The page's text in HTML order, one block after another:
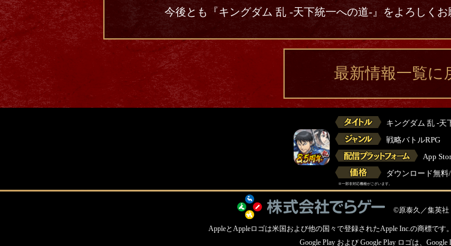
今後とも『キングダム 乱 -天下統一への道-』をよろしくお
最新情報一覧に
キングダム 乱 -天
戦略バトルRPG
App
ダウンロード無
※一部非対応機種がございます。
©原泰久／集英
AppleとAppleロゴは米国および他の国々で登録されたApple Inc.の商標です。
Google Play および Google Play ロゴは、Google